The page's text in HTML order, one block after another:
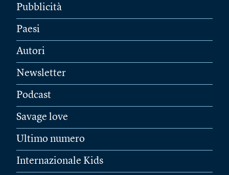
Pubblicità
Paesi
Autori
Newsletter
Podcast
Savage love
Ultimo numero
Internazionale Kids